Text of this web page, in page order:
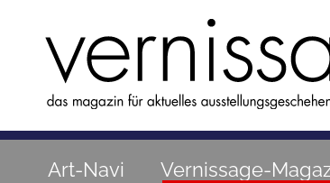
Art-Navi Vernissage-